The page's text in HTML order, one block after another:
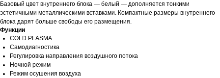
Базовый цвет внутреннего блока — белый — дополняется тонкими
эстетичными металлическими вставками. Компактные размеры внутреннего
блока дарят больше свободы его размещения.
Функции
COLD PLASMA
Самодиагностика
Регулировка направления воздушного потока
Ночной режим
Режим осушения воздуха